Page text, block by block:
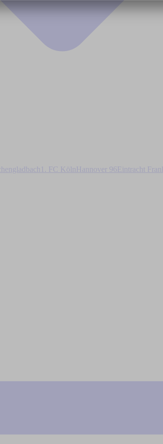
1. FC Köln Hannover 96Eintracht